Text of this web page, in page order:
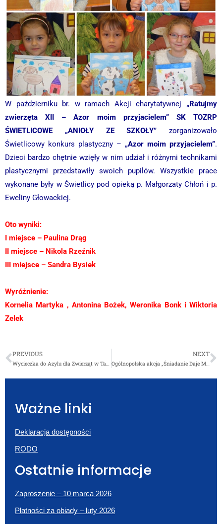
W październiku br. w ramach Akcji charytatywnej „Ratujmy
zwierzęta XII – Azor moim przyjacielem” SK TOZRP
ŚWIETLICOWE „ANIOŁY ZE SZKOŁY” zorganizowało
Świetlicowy konkurs plastyczny – „Azor moim przyjacielem”.
Dzieci bardzo chętnie wzięły w nim udział i różnymi technikami
plastycznymi przedstawiły swoich pupilów. Wszystkie prace
wykonane były w Świetlicy pod opieką p. Małgorzaty Chłoń i p.
Eweliny Głowackiej.
Oto wyniki:
I miejsce – Paulina Drąg
II miejsce – Nikola Rzeźnik
III miejsce – Sandra Bysiek
Wyróżnienie:
Kornelia Martyka , Antonina Bożek, Weronika Bonk i Wiktoria
Zelek
PREVIOUS
Wycieczka do Azylu dla Zwierząt w Tarnowie SK TOZRP ŚWIETLICOWE „ANIOŁY ZE SZKOŁY”
NEXT
Ogólnopolska akcja „Śniadanie Daje Moc”
Ważne linki
Deklaracja dostępności
RODO
Ostatnie informacje
Zaproszenie – 10 marca 2026
Płatności za obiady – luty 2026